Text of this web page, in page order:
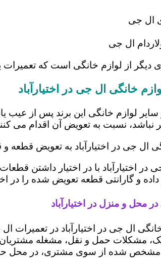
ال جی
ال جی
دیگر از لوازم خانگی است که
خانگی ال جی در اختیارآباد
لوازم خانگی این برند پس از عیب
نباشد، نسبت به تعویض آن اقدام می
ال جی در اختیارآباد به تعویض قطعه
در اختیارآباد با در اختیار داشتن
داده و گارانتی قطعه تعویض شده را در
محل و منزل در اختیارآباد
ال جی در اختیارآباد در
مشکلات حمل و نقل، مشغله
مشخص شده از سوی مشتری، در محل